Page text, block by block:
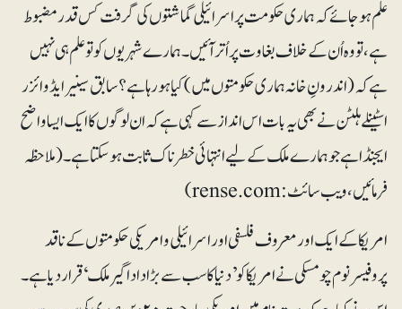
علم ہوجائے کہ ہماری حکومت پر اسرائیلی گماشتوں کی گرفت کس قدر مضبوط
ہے، تو وہ اُن کے خلاف بغاوت پر اُتر آئیں۔ ہمارے شہریوں کو تو علم ہی نہیں
ہے کہ (اندرونِ خانہ ہماری حکومتوں میں) کیا ہو رہا ہے؟ سابق سینیرایڈوائزر
اسٹینلے ہلٹن نے بھی یہ بات اس انداز سے کہی ہے کہ ان لوگوں کا ایک ایسا واضح
ایجنڈا ہے جو ہمارے ملک کے لیے انتہائی خطرناک ثابت ہوسکتا ہے۔ (ملاحظہ
فرمائیں، ویب سائٹ:rense.com)
امریکا کے ایک اور معروف فلسفی اور اسرائیلی و امریکی حکومتوں کے ناقد
پروفیسر نوم چومسکی نے امریکا کو ’دنیا کا سب سے بڑا دادا گیر ملک‘قرار دیا ہے۔